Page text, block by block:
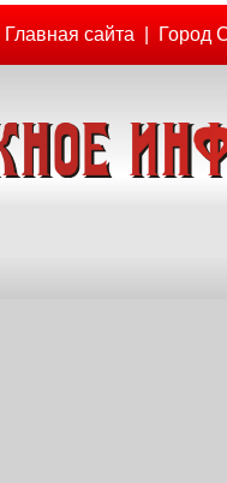
Главная сайта Город